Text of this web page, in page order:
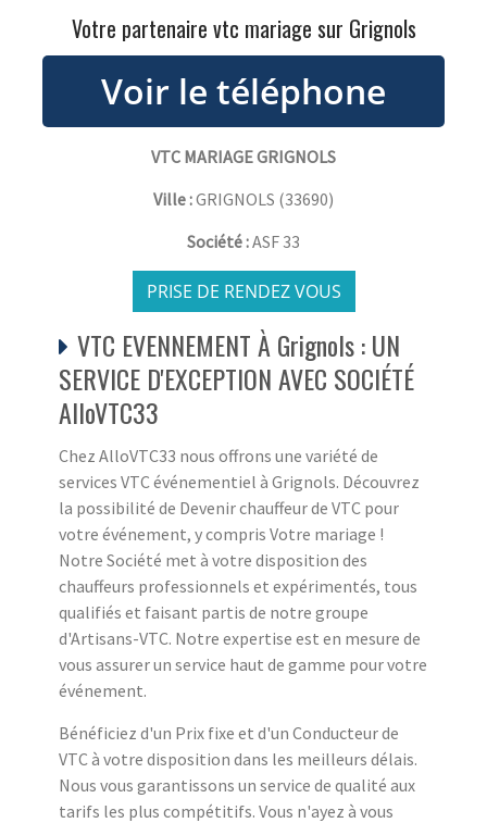
Votre partenaire vtc mariage sur Grignols
VTC MARIAGE GRIGNOLS
Ville :GRIGNOLS (33690)
Société :ASF 33
PRISE DE RENDEZ VOUS
VTC EVENNEMENT À Grignols : UN
SERVICE D'EXCEPTION AVEC SOCIÉTÉ
AlloVTC33
Chez AlloVTC33 nous offrons une variété de
services VTC événementiel à Grignols. Découvrez
la possibilité de Devenir chauffeur de VTC pour
votre événement, y compris Votre mariage !
Notre Société met à votre disposition des
chauffeurs professionnels et expérimentés, tous
qualifiés et faisant partis de notre groupe
d'Artisans-VTC. Notre expertise est en mesure de
vous assurer un service haut de gamme pour votre
événement.
Bénéficiez d'un Prix fixe et d'un Conducteur de
VTC à votre disposition dans les meilleurs délais.
Nous vous garantissons un service de qualité aux
tarifs les plus compétitifs. Vous n'ayez à vous